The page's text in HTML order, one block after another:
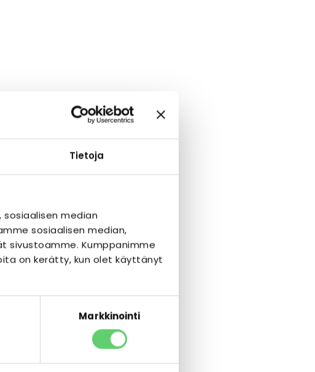
Tietoja
median
sosiaalisen median,
sivustoamme. Kumppanimme
on kerätty, kun olet käyttänyt
Markkinointi